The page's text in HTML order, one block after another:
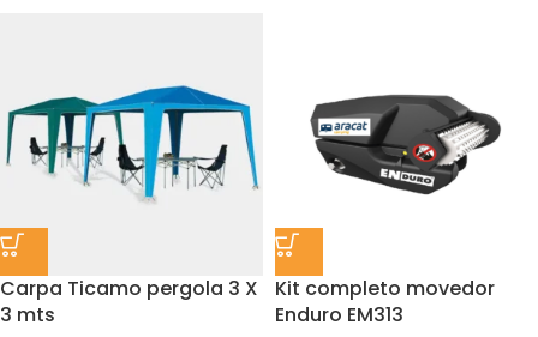
Carpa Ticamo pergola 3 X
3 mts
Kit completo movedor
Enduro EM313